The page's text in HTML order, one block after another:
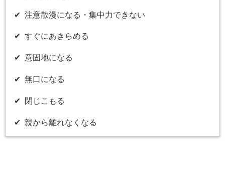
✔︎ 注意散漫になる・集中力できない
✔︎ すぐにあきらめる
✔︎ 意固地になる
✔︎ 無口になる
✔︎ 閉じこもる
✔︎ 親から離れなくなる